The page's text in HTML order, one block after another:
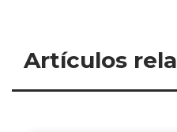
Artículos